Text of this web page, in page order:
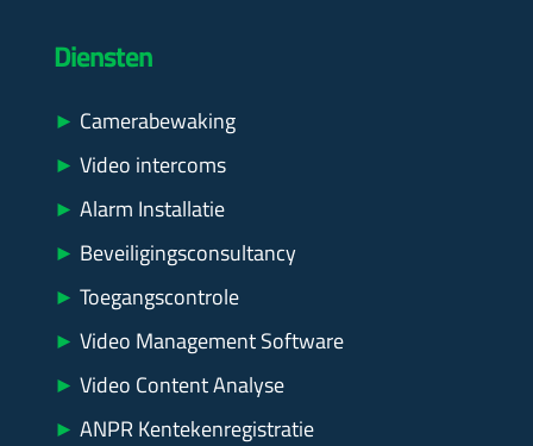
Diensten
► Camerabewaking
► Video intercoms
► Alarm Installatie
► Beveiligingsconsultancy
► Toegangscontrole
► Video Management Software
► Video Content Analyse
► ANPR Kentekenregistratie